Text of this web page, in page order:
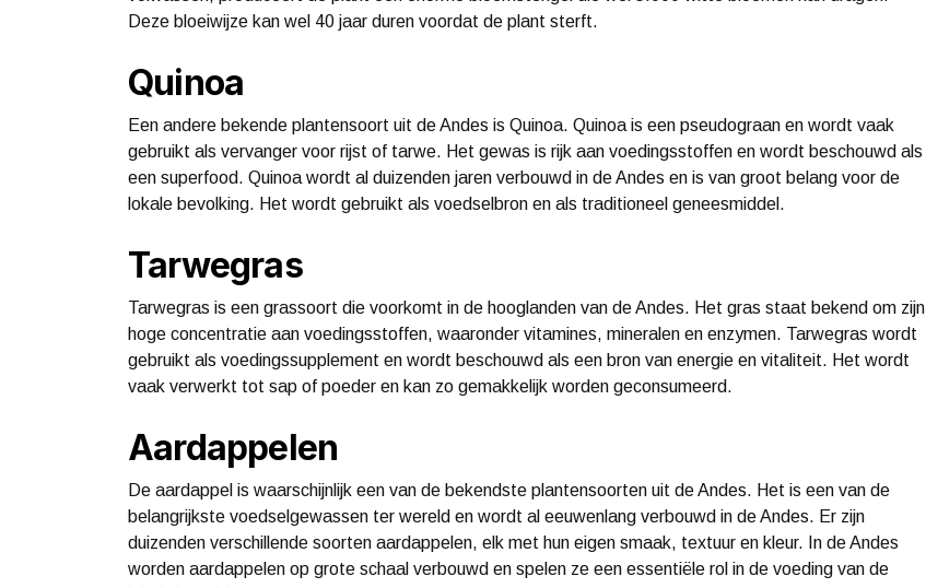
Deze bloeiwijze kan wel 40 jaar duren voordat de plant sterft.
Quinoa
Een andere bekende plantensoort uit de Andes is Quinoa. Quinoa is een pseudograan en wordt vaak
gebruikt als vervanger voor rijst of tarwe. Het gewas is rijk aan voedingsstoffen en wordt beschouwd als
een superfood. Quinoa wordt al duizenden jaren verbouwd in de Andes en is van groot belang voor de
lokale bevolking. Het wordt gebruikt als voedselbron en als traditioneel geneesmiddel.
Tarwegras
Tarwegras is een grassoort die voorkomt in de hooglanden van de Andes. Het gras staat bekend om zijn
hoge concentratie aan voedingsstoffen, waaronder vitamines, mineralen en enzymen. Tarwegras wordt
gebruikt als voedingssupplement en wordt beschouwd als een bron van energie en vitaliteit. Het wordt
vaak verwerkt tot sap of poeder en kan zo gemakkelijk worden geconsumeerd.
Aardappelen
De aardappel is waarschijnlijk een van de bekendste plantensoorten uit de Andes. Het is een van de
belangrijkste voedselgewassen ter wereld en wordt al eeuwenlang verbouwd in de Andes. Er zijn
duizenden verschillende soorten aardappelen, elk met hun eigen smaak, textuur en kleur. In de Andes
worden aardappelen op grote schaal verbouwd en spelen ze een essentiële rol in de voeding van de